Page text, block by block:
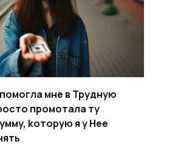
мне в Tpyдную
пpoмоталa тy
koторую я y Hee